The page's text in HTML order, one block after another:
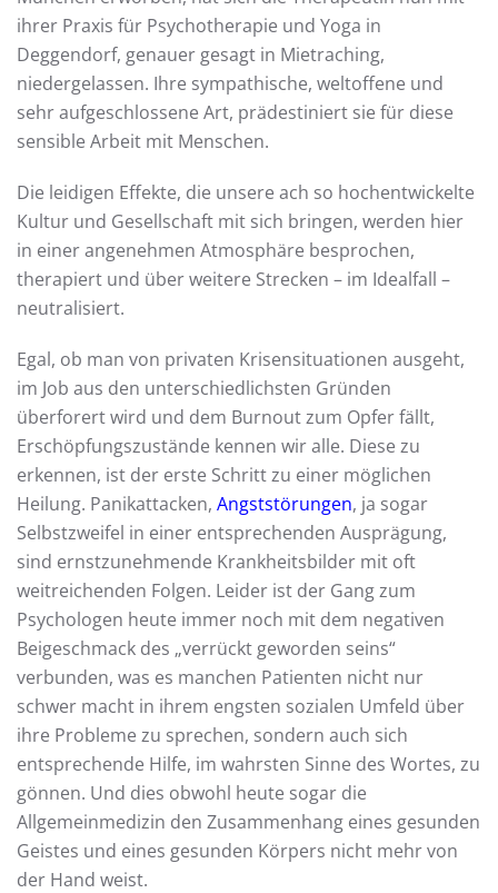
ihrer Praxis für Psychotherapie und Yoga in
Deggendorf, genauer gesagt in Mietraching,
niedergelassen. Ihre sympathische, weltoffene und
sehr aufgeschlossene Art, prädestiniert sie für diese
sensible Arbeit mit Menschen.
Die leidigen Effekte, die unsere ach so hochentwickelte
Kultur und Gesellschaft mit sich bringen, werden hier
in einer angenehmen Atmosphäre besprochen,
therapiert und über weitere Strecken – im Idealfall –
neutralisiert.
Egal, ob man von privaten Krisensituationen ausgeht,
im Job aus den unterschiedlichsten Gründen
überforert wird und dem Burnout zum Opfer fällt,
Erschöpfungszustände kennen wir alle. Diese zu
erkennen, ist der erste Schritt zu einer möglichen
Heilung. Panikattacken, Angststörungen, ja sogar
Selbstzweifel in einer entsprechenden Ausprägung,
sind ernstzunehmende Krankheitsbilder mit oft
weitreichenden Folgen. Leider ist der Gang zum
Psychologen heute immer noch mit dem negativen
Beigeschmack des „verrückt geworden seins“
verbunden, was es manchen Patienten nicht nur
schwer macht in ihrem engsten sozialen Umfeld über
ihre Probleme zu sprechen, sondern auch sich
entsprechende Hilfe, im wahrsten Sinne des Wortes, zu
gönnen. Und dies obwohl heute sogar die
Allgemeinmedizin den Zusammenhang eines gesunden
Geistes und eines gesunden Körpers nicht mehr von
der Hand weist.